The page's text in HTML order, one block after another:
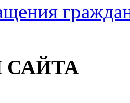
САЙТА